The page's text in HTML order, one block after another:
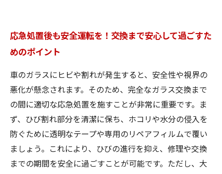
応急処置後も安全運転を！交換まで安心して過ごすた
めのポイント
車のガラスにヒビや割れが発生すると、安全性や視界の
悪化が懸念されます。そのため、完全なガラス交換まで
の間に適切な応急処置を施すことが非常に重要です。ま
ず、ひび割れ部分を清潔に保ち、ホコリや水分の侵入を
防ぐために透明なテープや専用のリペアフィルムで覆い
ましょう。これにより、ひびの進行を抑え、修理や交換
までの期間を安全に過ごすことが可能です。ただし、大